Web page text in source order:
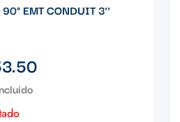
90° EMT CONDUIT 3''